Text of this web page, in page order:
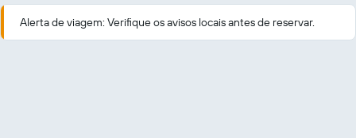
Alerta de viagem: Verifique os avisos locais antes de reservar.